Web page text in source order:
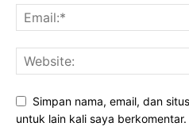
Simpan nama, email, dan
untuk lain kali saya berkomentar.